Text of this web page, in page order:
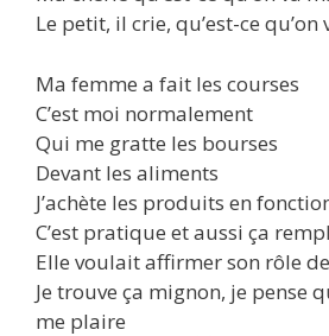
Le petit, il crie, qu’est-ce qu’on
Ma femme a fait les courses
C’est moi normalement
Qui me gratte les bourses
Devant les aliments
J’achète les produits en
C’est pratique et aussi ça
Elle voulait affirmer son rôle
Je trouve ça mignon, je pense
me plaire